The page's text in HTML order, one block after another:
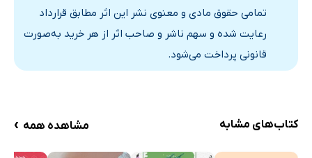
تمامی حقوق مادی و معنوی نشر این اثر مطابق قرارداد
رعایت شده و سهم ناشر و صاحب اثر از هر خرید به‌صورت
قانونی پرداخت می‌شود.
کتاب‌های مشابه مشاهده همه ›